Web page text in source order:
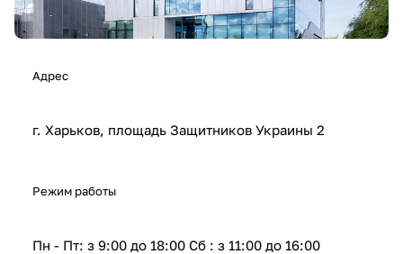
Адрес
г. Харьков, площадь Защитников Украины 2
Режим работы
Пн - Пт: з 9:00 до 18:00 Сб : з 11:00 до 16:00